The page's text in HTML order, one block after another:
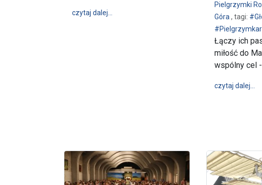
czytaj dalej… wpis Wjazd pielgrzymki rowerowej z Głogowa
Pielgrzymki
Góra, tagi:
Łączy ich
miłość do
wspólny cel
czytaj dalej…